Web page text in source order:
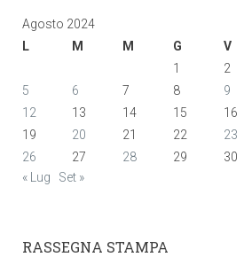
Agosto 2024
L
M M G V
1
2
5
6 7 8 9
12
13 14 15 16
19
20 21 22 23
26
27 28 29 30
« Lug
Set »
RASSEGNA STAMPA